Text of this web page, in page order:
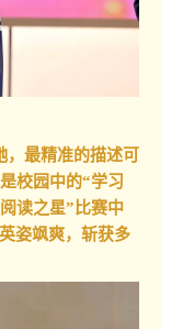
，最精准的描述可
校园中的“学习
读之星”比赛中
姿飒爽，斩获多